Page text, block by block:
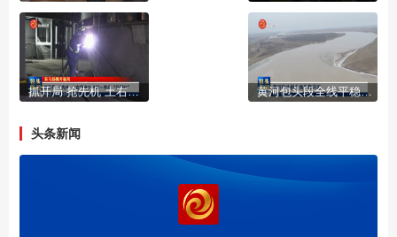
抓开局 抢先机 土右旗奋力冲刺一季度“开门红” 黄河包头段全线平稳开河
头条新闻